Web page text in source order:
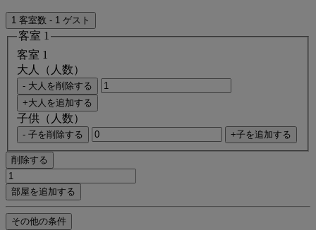
1 客室数 - 1 ゲスト
客室 1
客室 1
大人（人数）
- 大人を削除する
+大人を追加する
子供（人数）
- 子を削除する +子を追加する
削除する
部屋を追加する
その他の条件